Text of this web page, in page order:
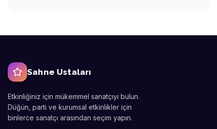
Sahne Ustaları
Etkinliğiniz için mükemmel sanatçıyı bulun.
Düğün, parti ve kurumsal etkinlikler için
binlerce sanatçı arasından seçim yapın.